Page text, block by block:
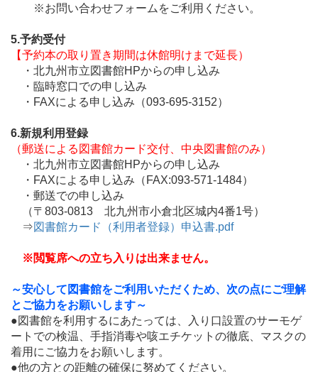
※お問い合わせフォームをご利用ください。
5.予約受付
【予約本の取り置き期間は休館明けまで延長）
・北九州市立図書館HPからの申し込み
・臨時窓口での申し込み
・FAXによる申し込み（093-695-3152）
6.新規利用登録
（郵送による図書館カード交付、中央図書館のみ）
・北九州市立図書館HPからの申し込み
・FAXによる申し込み（FAX:093-571-1484）
・郵送での申し込み
（〒803-0813 北九州市小倉北区城内4番1号）
⇒図書館カード（利用者登録）申込書.pdf
※閲覧席への立ち入りは出来ません。
～安心して図書館をご利用いただくため、次の点にご理解
とご協力をお願いします～
●図書館を利用するにあたっては、入り口設置のサーモゲ
ートでの検温、手指消毒や咳エチケットの徹底、マスクの
着用にご協力をお願いします。
●他の方との距離の確保に努めてください。